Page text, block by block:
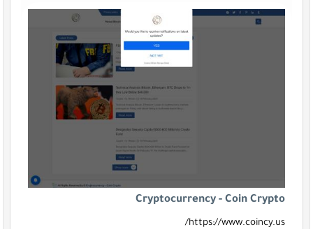
Cryptocurrency - Coin Crypto
https://www.coincy.us/